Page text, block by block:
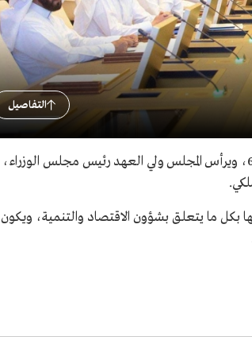
التفاصيل
في 9 ربيع الآخر 1436هـ/29 يناير 2015م، وفقًا للأمر الملكي رقم : أ/69، ويرأس المجلس ولي العهد رئيس مجلس الوزراء،
بكل ما يتعلق بشؤون الاقتصاد والتنمية، ويكون